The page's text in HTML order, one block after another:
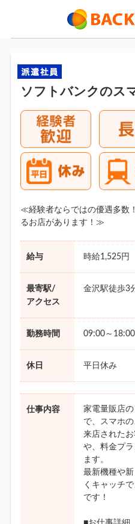
ソフトバンクのス
≪経験者ならではの優遇多数
るお店があります！≫
給与 時給1,525円
最寄駅/
アクセス
金沢駅徒歩3
勤務時間 09:00～
休日 平日休み
仕事内容
家電量販店
で、スマホ
来店された
や、料金プ
ます。
最新機種や
くキャッチ
です！